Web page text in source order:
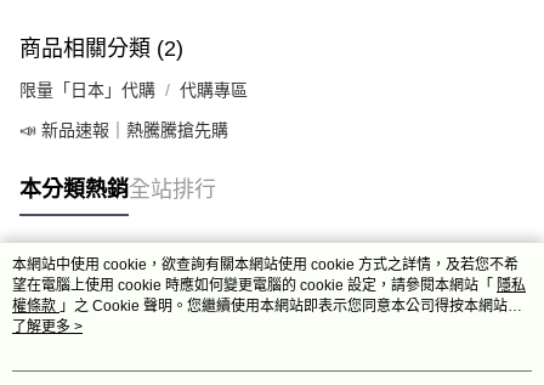
商品相關分類 (2)
限量「日本」代購 代購專區
📣 新品速報｜熱騰騰搶先購
本分類熱銷全站排行
熱門標籤
本網站中使用 cookie，欲查詢有關本網站使用 cookie 方式之詳情，及若您不希
望在電腦上使用 cookie 時應如何變更電腦的 cookie 設定，請參閱本網站「 隱私
權條款 」之 Cookie 聲明。您繼續使用本網站即表示您同意本公司得按本網站使
用條款之 Cookie 聲明使用 cookie。
了解更多 >